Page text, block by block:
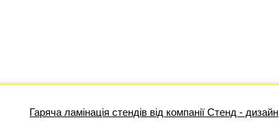
Гаряча ламінація стендів від компанії Стенд - дизайн